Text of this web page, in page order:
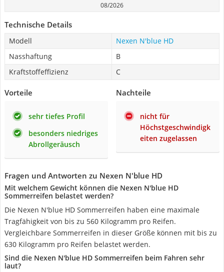
08/2026
Technische Details
Modell
Nexen N'blue HD
Nasshaftung
B
Kraftstoffeffizienz
C
Vorteile
sehr tiefes Profil
besonders niedriges
Abrollgeräusch
Nachteile
nicht für
Höchstgeschwindigk
eiten zugelassen
Fragen und Antworten zu Nexen N'blue HD
Mit welchem Gewicht können die Nexen N'blue HD
Sommerreifen belastet werden?
Die Nexen N'blue HD Sommerreifen haben eine maximale
Tragfähigkeit von bis zu 560 Kilogramm pro Reifen.
Vergleichbare Sommerreifen in dieser Größe können mit bis zu
630 Kilogramm pro Reifen belastet werden.
Sind die Nexen N'blue HD Sommerreifen beim Fahren sehr
laut?